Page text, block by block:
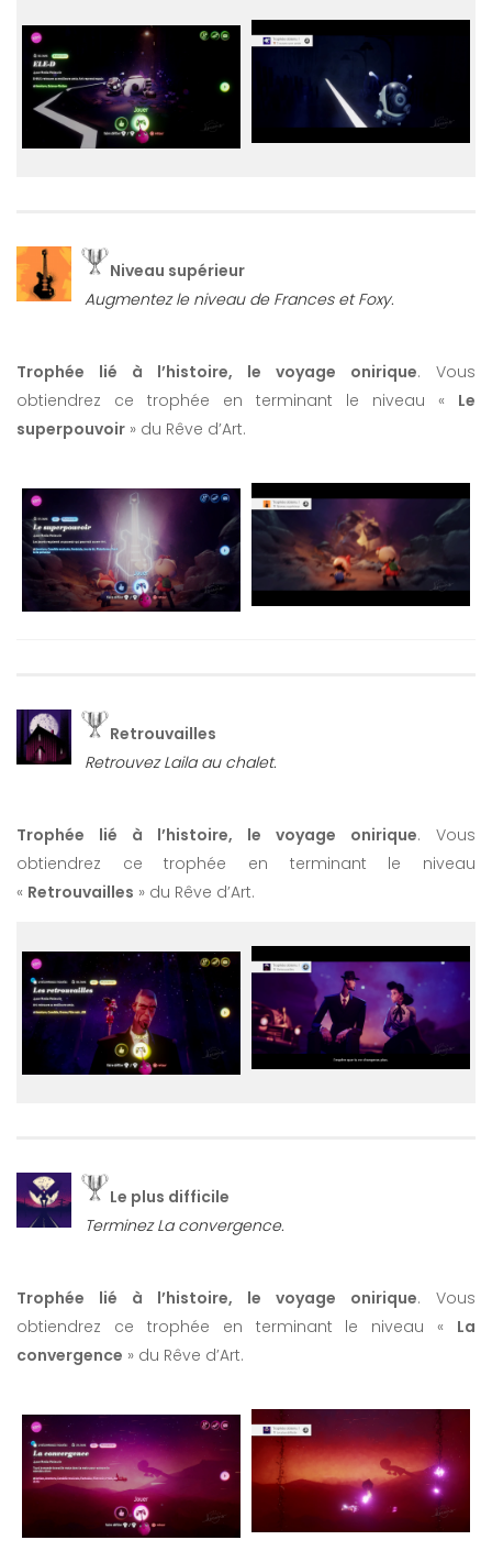
Niveau supérieur
Augmentez le niveau de Frances et Foxy.
Trophée lié à l’histoire, le voyage onirique. Vous
obtiendrez ce trophée en terminant le niveau « Le
superpouvoir » du Rêve d’Art.
Retrouvailles
Retrouvez Laila au chalet.
Trophée lié à l’histoire, le voyage onirique. Vous
obtiendrez ce trophée en terminant le niveau
« Retrouvailles » du Rêve d’Art.
Le plus difficile
Terminez La convergence.
Trophée lié à l’histoire, le voyage onirique. Vous
obtiendrez ce trophée en terminant le niveau « La
convergence » du Rêve d’Art.